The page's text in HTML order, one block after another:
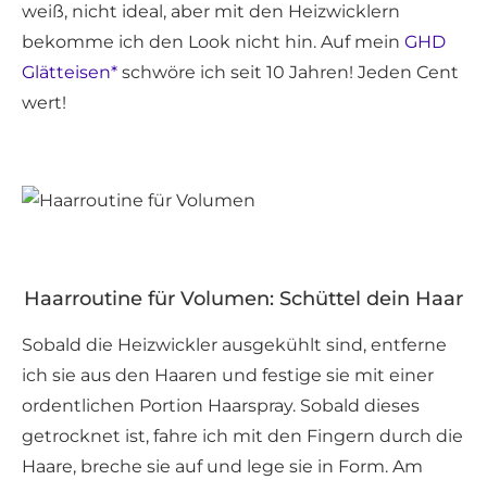
weiß, nicht ideal, aber mit den Heizwicklern
bekomme ich den Look nicht hin. Auf mein GHD
Glätteisen* schwöre ich seit 10 Jahren! Jeden Cent
wert!
Haarroutine für Volumen: Schüttel dein Haar
Sobald die Heizwickler ausgekühlt sind, entferne
ich sie aus den Haaren und festige sie mit einer
ordentlichen Portion Haarspray. Sobald dieses
getrocknet ist, fahre ich mit den Fingern durch die
Haare, breche sie auf und lege sie in Form. Am